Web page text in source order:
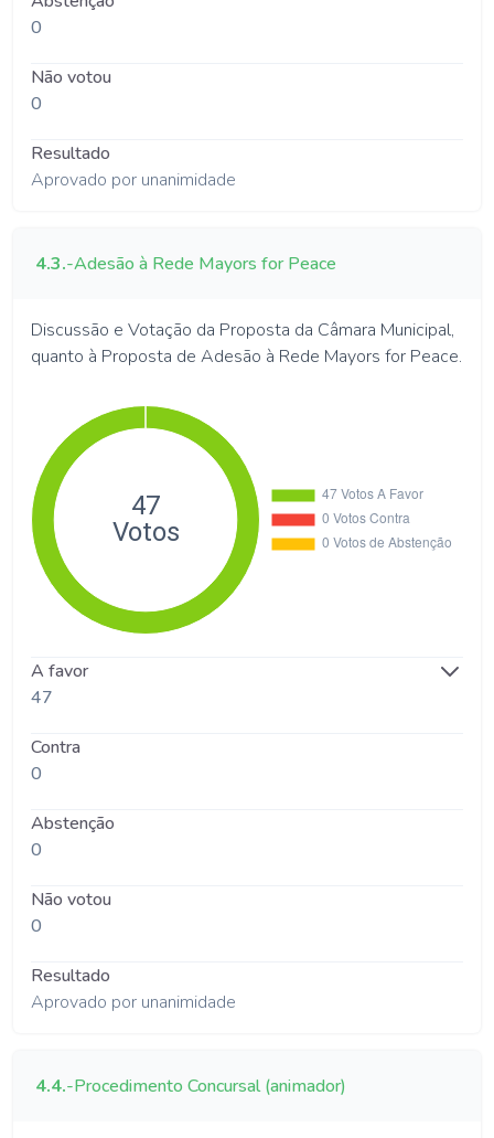
0
Não votou
0
Resultado
Aprovado por unanimidade
4.3.-Adesão à Rede Mayors for Peace
Discussão e Votação da Proposta da Câmara Municipal,
quanto à Proposta de Adesão à Rede Mayors for Peace.
A favor
47
Contra
0
Abstenção
0
Não votou
0
Resultado
Aprovado por unanimidade
4.4.-Procedimento Concursal (animador)